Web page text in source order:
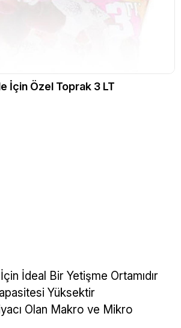
İçin Özel Toprak 3 LT
İdeal Bir Yetişme Ortamıdır
Yüksektir
Olan Makro ve Mikro